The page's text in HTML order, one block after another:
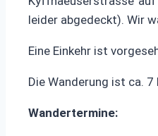
leider abgedeckt). Wir
Eine Einkehr ist
Die Wanderung ist ca. 7
Wandertermine: